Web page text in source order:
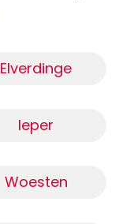
Elverdinge
Ieper
Woesten